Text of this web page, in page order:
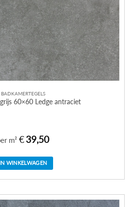
BADKAMERTEGELS
60×60 Ledge antraciet
m² €39,50
IN WINKELWAGEN